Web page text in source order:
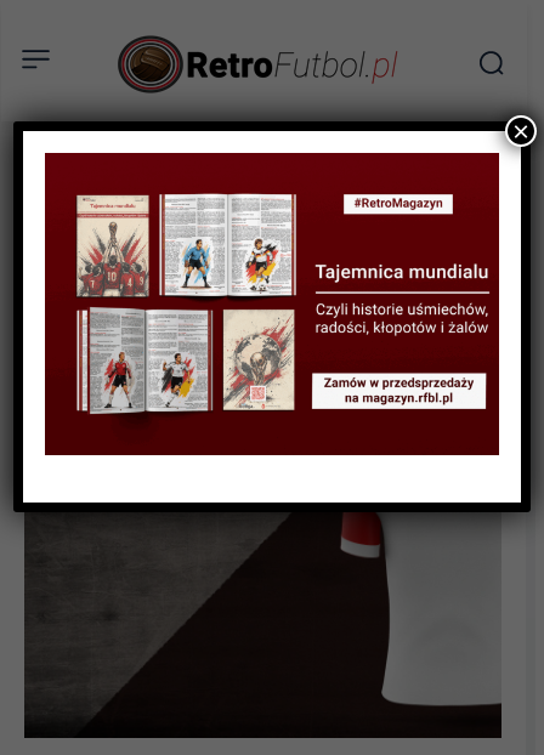
BIOGRAFIE PIŁKARZY
Jorge Campos – surfer,
który został bramkarzem
×